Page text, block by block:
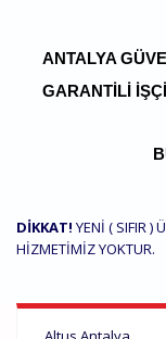
ANTALYA
GARANTILI
DİKKAT! YENİ ( SIFIR )
HİZMETİMİZ YOKTUR.